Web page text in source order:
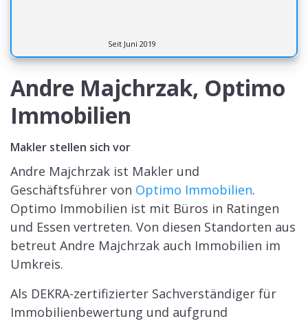
Andre Majchrzak, Optimo
Immobilien
Makler stellen sich vor
Andre Majchrzak ist Makler und
Geschäftsführer von Optimo Immobilien.
Optimo Immobilien ist mit Büros in Ratingen
und Essen vertreten. Von diesen Standorten aus
betreut Andre Majchrzak auch Immobilien im
Umkreis.
Als DEKRA-zertifizierter Sachverständiger für
Immobilienbewertung und aufgrund
Seit Juni 2019